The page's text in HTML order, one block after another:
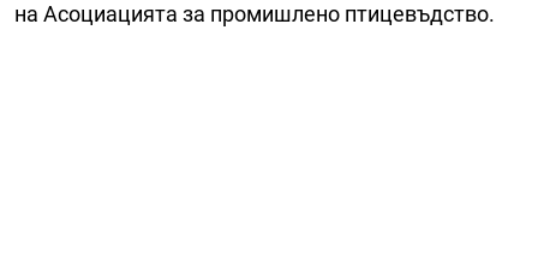
на Асоциацията за промишлено птицевъдство.